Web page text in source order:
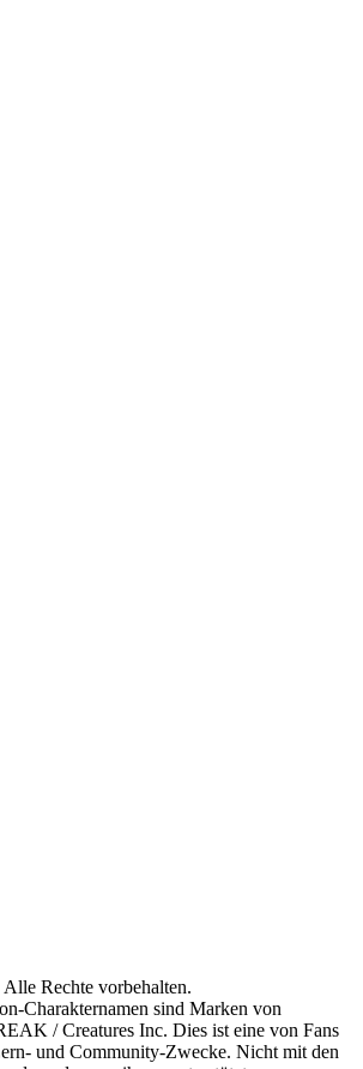
Rechte vorbehalten.
Charakternamen sind Marken von
/ Creatures Inc. Dies ist eine von Fans
und Community-Zwecke. Nicht mit den